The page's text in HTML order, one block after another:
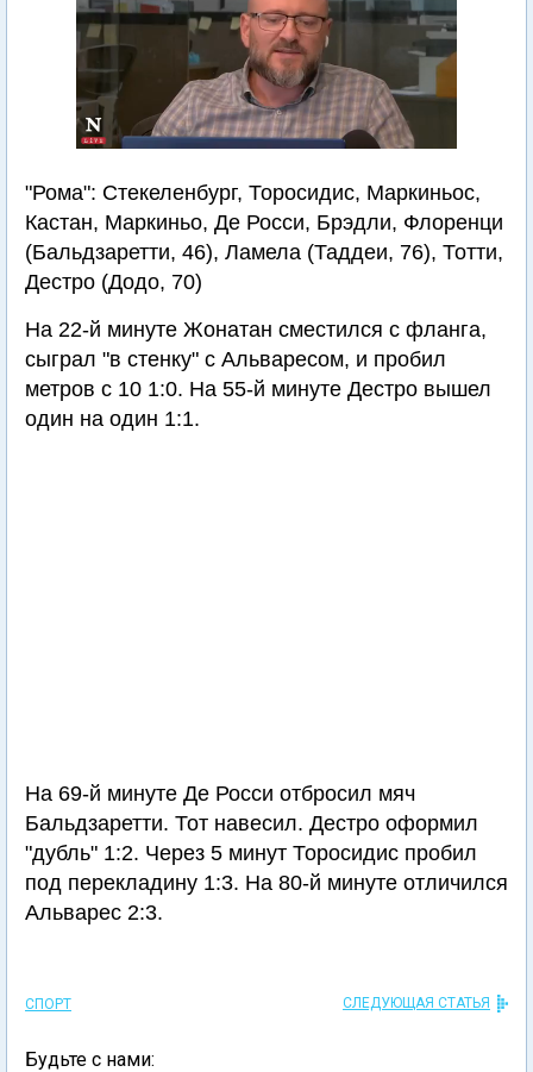
"Рома": Стекеленбург, Торосидис, Маркиньос,
Кастан, Маркиньо, Де Росси, Брэдли, Флоренци
(Бальдзаретти, 46), Ламела (Таддеи, 76), Тотти,
Дестро (Додо, 70)
На 22-й минуте Жонатан сместился с фланга,
сыграл "в стенку" с Альваресом, и пробил
метров с 10 1:0. На 55-й минуте Дестро вышел
один на один 1:1.
На 69-й минуте Де Росси отбросил мяч
Бальдзаретти. Тот навесил. Дестро оформил
"дубль" 1:2. Через 5 минут Торосидис пробил
под перекладину 1:3. На 80-й минуте отличился
Альварес 2:3.
СПОРТ СЛЕДУЮЩАЯ СТАТЬЯ
Будьте с нами: